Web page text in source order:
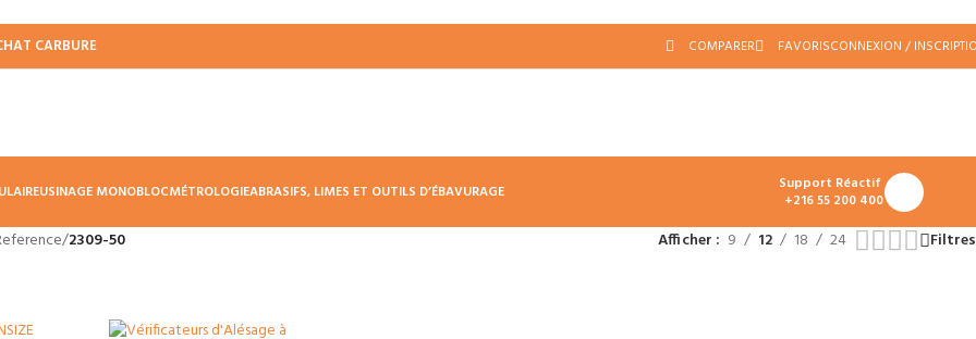
CARBURE COMPARER FAVORISCONNEXION /
USINAGE MONOBLOCMÉTROLOGIEABRASIFS, LIMES ET OUTILS D’ÉBAVURAGE
Support Réactif
+216 55 200 400
/2309-50 Afficher 9 12 18 24 Filtres